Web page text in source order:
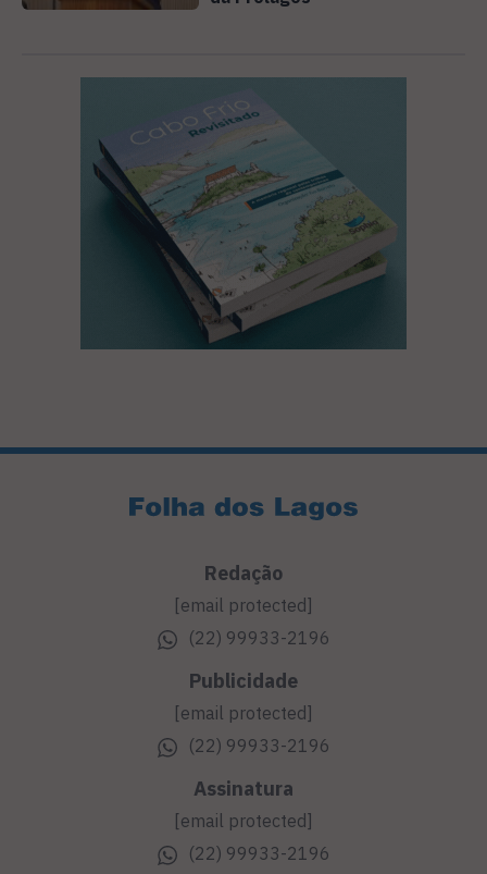
Redação
[email protected]
(22) 99933-2196
Publicidade
[email protected]
(22) 99933-2196
Assinatura
[email protected]
(22) 99933-2196